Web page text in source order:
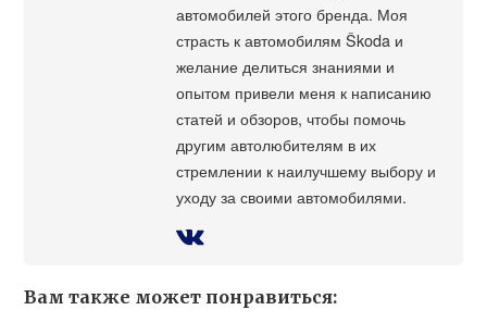
автомобилей этого бренда. Моя
страсть к автомобилям Škoda и
желание делиться знаниями и
опытом привели меня к написанию
статей и обзоров, чтобы помочь
другим автолюбителям в их
стремлении к наилучшему выбору и
уходу за своими автомобилями.
Вам также может понравиться: